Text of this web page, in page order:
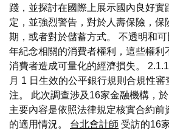
踐，並探討在國際上展示國內良好實
定，並強烈警告，對於人壽保險，保
期，或者對於儲蓄方式。 不透明和
年紀念相關的消費者權利，這些權利
消費者造成可量化的經濟損失。
月 1 日生效的公平銀行規則合規性
注。 此次調查涉及16家金融機構，
主要內容是依照法律規定核實合約前
的適用情況。 台北會計師 受訪的16